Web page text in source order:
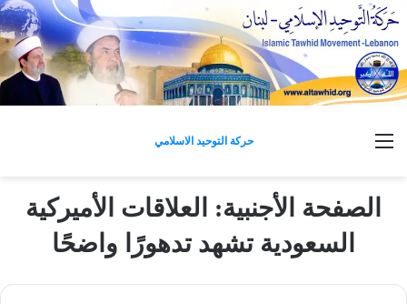
حركة التوحيد الاسلامي
الصفحة الأجنبية: العلاقات الأميركية
السعودية تشهد تدهورًا واضحًا